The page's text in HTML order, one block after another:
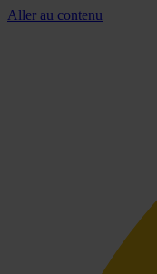
Aller au contenu